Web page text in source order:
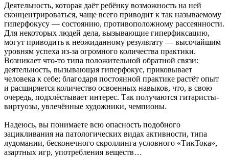
Деятельность, которая даёт ребёнку возможность на ней
сконцентрироваться, чаще всего приводит к так называемому
гиперфокусу — состоянию, противоположному рассеянности.
Для некоторых людей дела, вызывающие гиперфиксацию,
могут приводить к неожиданному результату — высочайшим
уровням успеха из-за огромного количества практики.
Возникает что-то типа положительной обратной связи:
деятельность, вызывающая гиперфокус, приковывает
человека к себе; благодаря постоянной практике растёт опыт
и расширяется количество освоенных навыков, что, в свою
очередь, подхлёстывает интерес. Так получаются гитаристы-
виртуозы, увлечённые художники, чемпионы.
Надеюсь, вы понимаете всю опасность подобного
зацикливания на патологических видах активности, типа
лудомании, бесконечного скроллинга условного «ТикТока»,
азартных игр, употребления веществ…